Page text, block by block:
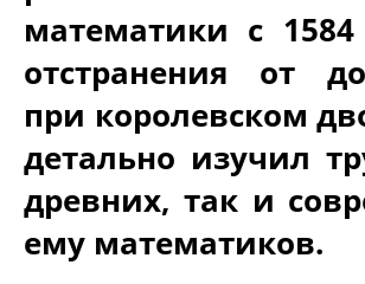
математики с 1584
отстранения от
при королевском
детально изучил
древних, так и
ему математиков.